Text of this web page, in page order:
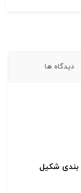
دیدگاه ها
بندی شکیل